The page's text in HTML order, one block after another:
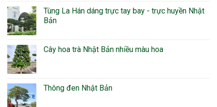
Tùng La Hán dáng trực tay bay - trực huyền Nhật
Bản
Cây hoa trà Nhật Bản nhiều màu hoa
Thông đen Nhật Bản